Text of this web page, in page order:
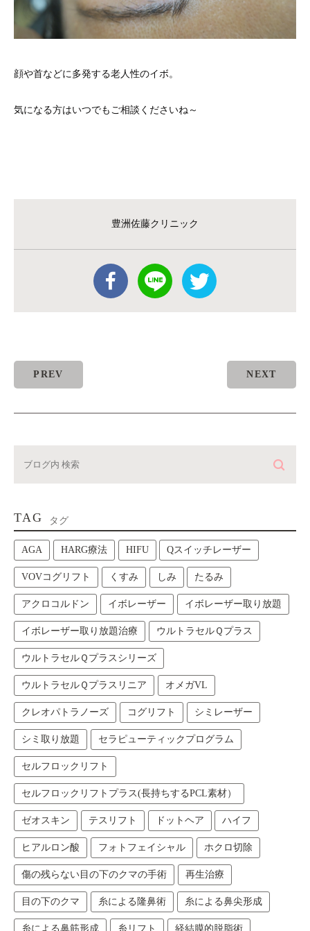
顔や首などに多発する老人性のイボ。
気になる方はいつでもご相談くださいね～
豊洲佐藤クリニック
PREV NEXT
TAG タグ
AGA HARG療法 HIFU Qスイッチレーザー
VOVコグリフト くすみ しみ たるみ
アクロコルドン イボレーザー イボレーザー取り放題
イボレーザー取り放題治療 ウルトラセルＱプラス
ウルトラセルＱプラスシリーズ
ウルトラセルＱプラスリニア オメガVL
クレオパトラノーズ コグリフト シミレーザー
シミ取り放題 セラピューティックプログラム
セルフロックリフト
セルフロックリフトプラス(長持ちするPCL素材）
ゼオスキン テスリフト ドットヘア ハイフ
ヒアルロン酸 フォトフェイシャル ホクロ切除
傷の残らない目の下のクマの手術 再生治療
目の下のクマ 糸による隆鼻術 糸による鼻尖形成
糸による鼻筋形成 糸リフト 経結膜的脱脂術